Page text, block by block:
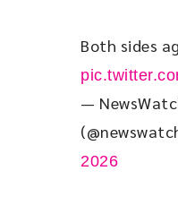
Both sides
—
2026